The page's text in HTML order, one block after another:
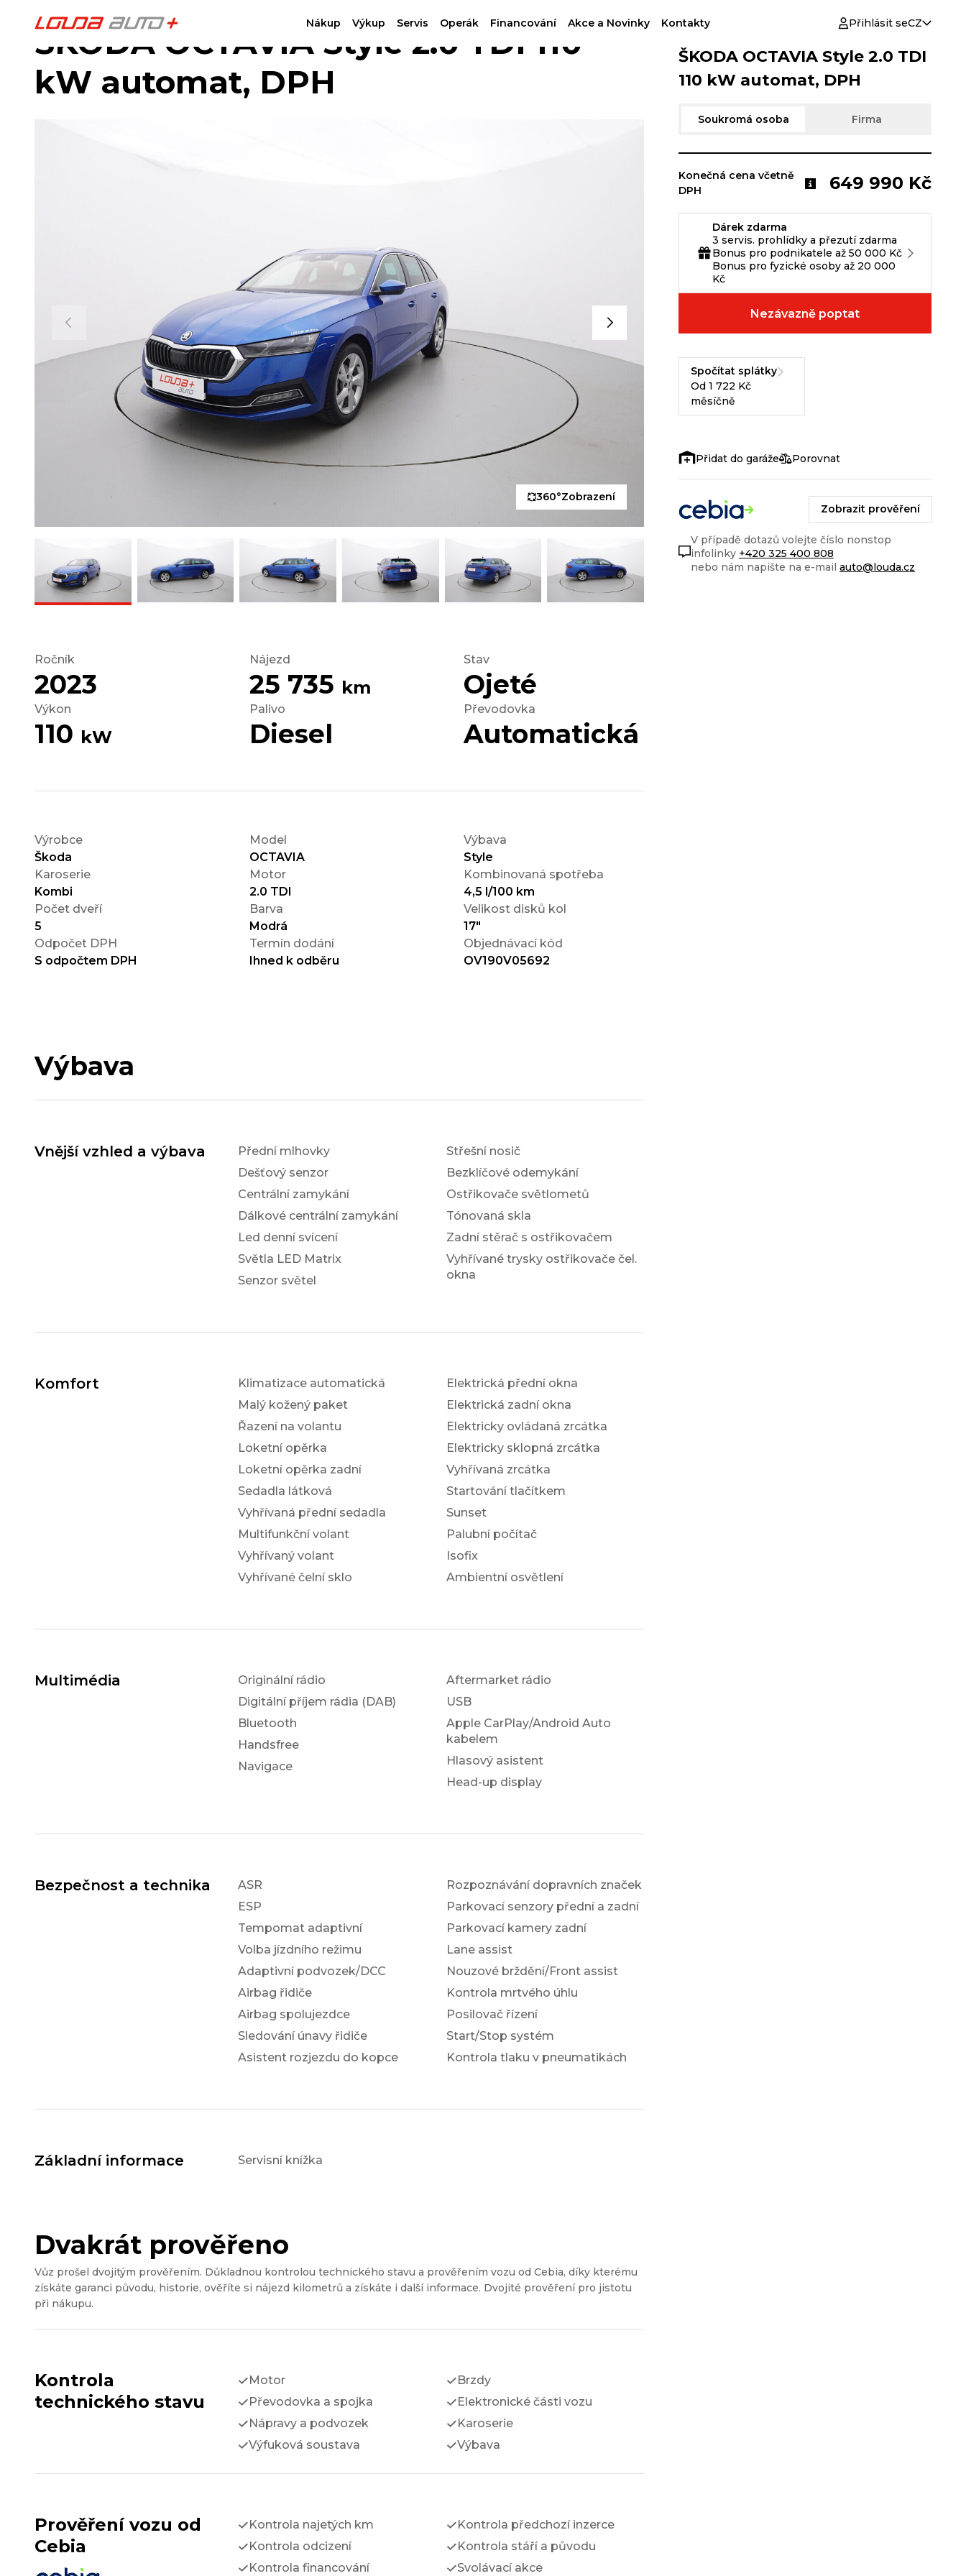
Nákup Výkup Servis Operák Financování Akce a Novinky Kontakty Přihlásit seCZ
ŠKODA OCTAVIA Style 2.0 TDI 110
kW automat, DPH
360°Zobrazení
Ročník
2023
Nájezd
25 735 km
Stav
Ojeté
Výkon
110 kW
Palivo
Diesel
Převodovka
Automatická
Výrobce
Škoda
Model
OCTAVIA
Výbava
Style
Karoserie
Kombi
Motor
2.0 TDI
Kombinovaná spotřeba
4,5 l/100 km
Počet dveří
5
Barva
Modrá
Velikost disků kol
17"
Odpočet DPH
S odpočtem DPH
Termín dodání
Ihned k odběru
Objednávací kód
OV190V05692
Výbava
Vnější vzhled a výbava
Přední mlhovky
Dešťový senzor
Centrální zamykání
Dálkové centrální zamykání
Led denní svícení
Světla LED Matrix
Senzor světel
Střešní nosič
Bezklíčové odemykání
Ostřikovače světlometů
Tónovaná skla
Zadní stěrač s ostřikovačem
Vyhřívané trysky ostřikovače čel.
okna
Komfort
Klimatizace automatická
Malý kožený paket
Řazení na volantu
Loketní opěrka
Loketní opěrka zadní
Sedadla látková
Vyhřívaná přední sedadla
Multifunkční volant
Vyhřívaný volant
Vyhřívané čelní sklo
Elektrická přední okna
Elektrická zadní okna
Elektricky ovládaná zrcátka
Elektricky sklopná zrcátka
Vyhřívaná zrcátka
Startování tlačítkem
Sunset
Palubní počítač
Isofix
Ambientní osvětlení
Multimédia
Originální rádio
Digitální příjem rádia (DAB)
Bluetooth
Handsfree
Navigace
Aftermarket rádio
USB
Apple CarPlay/Android Auto
kabelem
Hlasový asistent
Head-up display
Bezpečnost a technika
ASR
ESP
Tempomat adaptivní
Volba jízdního režimu
Adaptivní podvozek/DCC
Airbag řidiče
Airbag spolujezdce
Sledování únavy řidiče
Asistent rozjezdu do kopce
Rozpoznávání dopravních značek
Parkovací senzory přední a zadní
Parkovací kamery zadní
Lane assist
Nouzové brždění/Front assist
Kontrola mrtvého úhlu
Posilovač řízení
Start/Stop systém
Kontrola tlaku v pneumatikách
Základní informace Servisní knížka
Dvakrát prověřeno
Vůz prošel dvojitým prověřením. Důkladnou kontrolou technického stavu a prověřením vozu od Cebia, díky kterému
získáte garanci původu, historie, ověříte si nájezd kilometrů a získáte i další informace. Dvojité prověření pro jistotu
při nákupu.
Kontrola
technického stavu
Motor
Převodovka a spojka
Nápravy a podvozek
Výfuková soustava
Brzdy
Elektronické části vozu
Karoserie
Výbava
Prověření vozu od
Cebia
Kontrola najetých km
Kontrola odcizení
Kontrola financování
Kontrola předchozí inzerce
Kontrola stáří a původu
Svolávací akce
ŠKODA OCTAVIA Style 2.0 TDI
110 kW automat, DPH
Soukromá osoba Firma
Konečná cena včetně
DPH
649 990 Kč
Dárek zdarma
3 servis. prohlídky a přezutí zdarma
Bonus pro podnikatele až 50 000 Kč
Bonus pro fyzické osoby až 20 000
Kč
Nezávazně poptat
Spočítat splátky
Od 1 722 Kč
měsíčně
Porovnat
Zobrazit prověření
V případě dotazů volejte číslo nonstop
infolinky +420 325 400 808
nebo nám napište na e-mail auto@louda.cz